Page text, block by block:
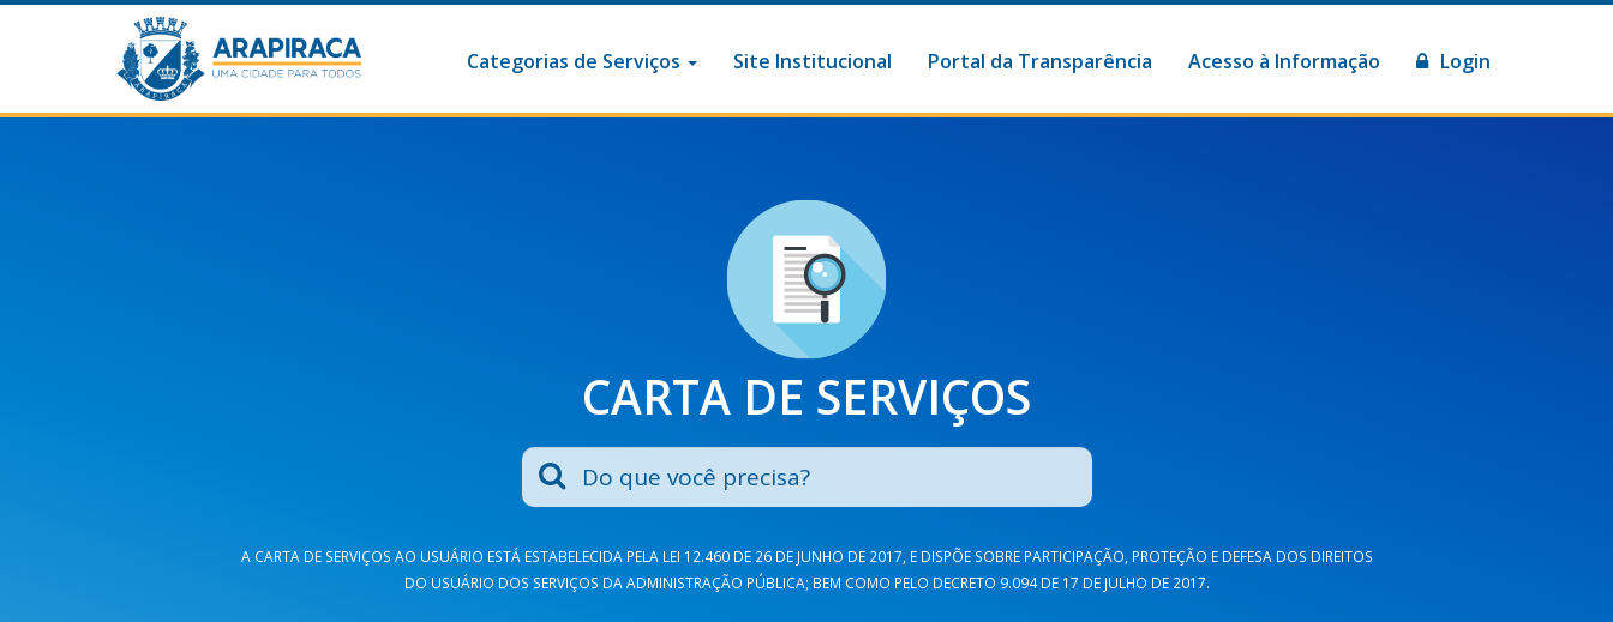
Categorias de Serviços Site Institucional Portal da Transparência Acesso à Informação Login
CARTA DE SERVIÇOS
A CARTA DE SERVIÇOS AO USUÁRIO ESTÁ ESTABELECIDA PELA LEI 12.460 DE 26 DE JUNHO DE 2017, E DISPÕE SOBRE PARTICIPAÇÃO, PROTEÇÃO E DEFESA DOS DIREITOS
DO USUÁRIO DOS SERVIÇOS DA ADMINISTRAÇÃO PÚBLICA; BEM COMO PELO DECRETO 9.094 DE 17 DE JULHO DE 2017.